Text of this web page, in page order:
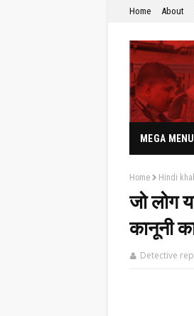
Home About
The Hindi
MEGA MENU
Home Hindi
जो लोग
कानूनी
Detective